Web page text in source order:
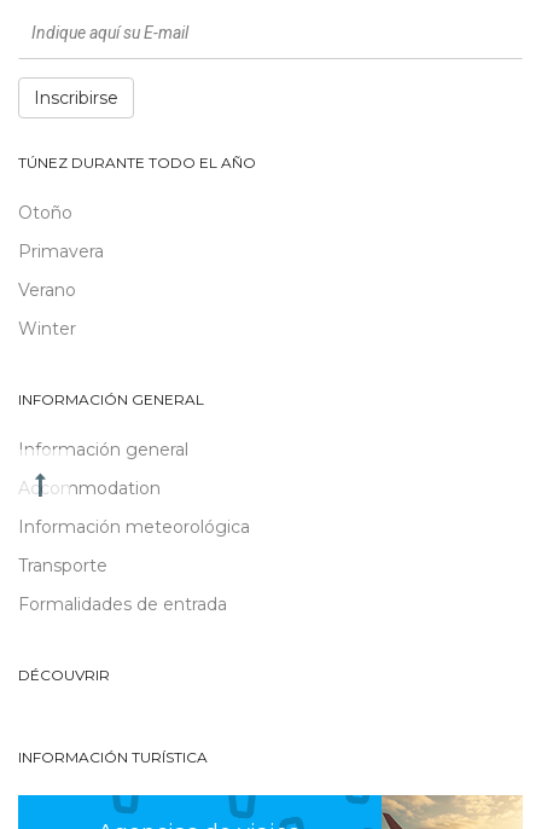
Inscribirse
TÚNEZ DURANTE TODO EL AÑO
Otoño
Primavera
Verano
Winter
INFORMACIÓN GENERAL
Información general
Accommodation
Información meteorológica
Transporte
Formalidades de entrada
DÉCOUVRIR
INFORMACIÓN TURÍSTICA